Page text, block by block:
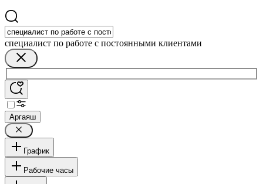
специалист по работе с постоянными клиентами
Аргаяш
График
Рабочие часы